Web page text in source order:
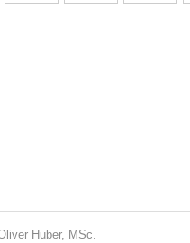
Huber, MSc.